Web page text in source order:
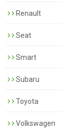
Renault
Seat
Smart
Subaru
Toyota
Volkswagen